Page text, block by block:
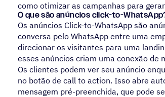
como otimizar as campanhas para
O que são anúncios click-to-
Os anúncios Click-to-WhatsApp são
conversa pelo WhatsApp entre uma
direcionar os visitantes para uma
esses anúncios criam uma conexão de
Os clientes podem ver seu anúncio
no botão de call to action. Isso abre
mensagem pré-preenchida, que pode